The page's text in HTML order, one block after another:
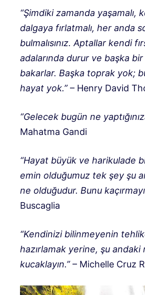
“Şimdiki zamanda yaşamalı,
dalgaya fırlatmalı, her anda
bulmalısınız. Aptallar kendi
adalarında durur ve başka
bakarlar. Başka toprak yok;
hayat yok.”– Henry David
“Gelecek bugün ne
Mahatma Gandi
“Hayat büyük ve harikulade
emin olduğumuz tek şey şu
ne olduğudur. Bunu
Buscaglia
“Kendinizi bilinmeyenin
hazırlamak yerine, şu andaki
kucaklayın.”– Michelle Cruz